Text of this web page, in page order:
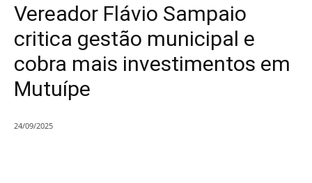
Vereador Flávio Sampaio
critica gestão municipal e
cobra mais investimentos em
Mutuípe
24/09/2025